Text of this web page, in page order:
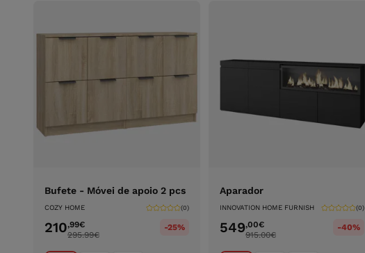
Bufete - Móvei de apoio 2 pcs
COZY HOME (0)
210,99€
295.99€
-25%
Aparador
INNOVATION HOME FURNISH (0)
549,00€
915.00€
-40%